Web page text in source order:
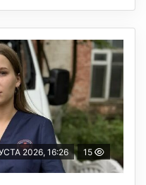
2026, 16:26 15